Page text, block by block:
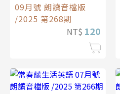
09月號 朗讀音檔版
/2025 第268期
NT$ 120